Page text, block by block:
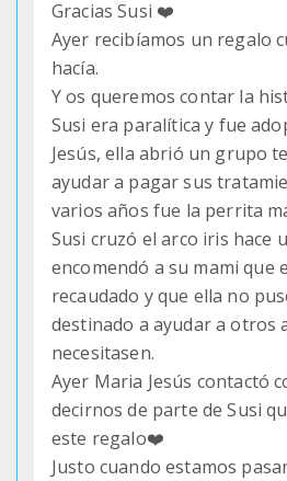
Gracias Susi ❤️
Ayer recibíamos un regalo
hacía.
Y os queremos contar la
Susi era paralítica y fue
Jesús, ella abrió un grupo
ayudar a pagar sus
varios años fue la perrita
Susi cruzó el arco iris hace
encomendó a su mami que
recaudado y que ella no
destinado a ayudar a otros
necesitasen.
Ayer Maria Jesús contactó
decirnos de parte de Susi
este regalo❤️
Justo cuando estamos